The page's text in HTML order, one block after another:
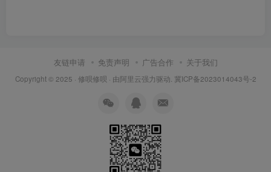
友链申请 免责声明 广告合作 关于我们
Copyright © 2025 · 修呗修呗 · 由阿里云强力驱动. 冀ICP备2023014043号-2